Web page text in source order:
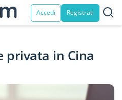
Accedi Registrati
privata in Cina